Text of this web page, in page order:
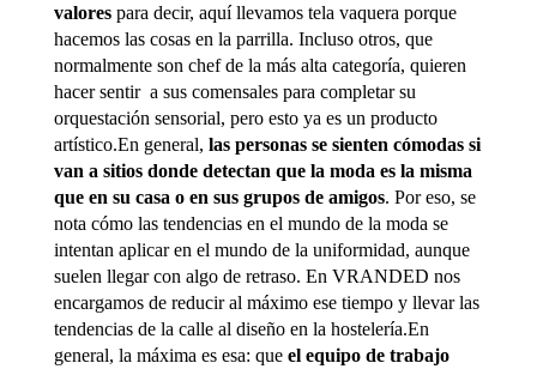
valorespara decir, aquí llevamos tela vaquera porque
hacemos las cosas en la parrilla. Incluso otros, que
normalmente son chef de la más alta categoría, quieren
hacer sentir a sus comensales para completar su
orquestación sensorial, pero esto ya es un producto
artístico.En general, las personas se sienten cómodas si
van a sitios donde detectan que la moda es la misma
que en su casa o en sus grupos de amigos. Por eso, se
nota cómo las tendencias en el mundo de la moda se
intentan aplicar en el mundo de la uniformidad, aunque
suelen llegar con algo de retraso. En VRANDED nos
encargamos de reducir al máximo ese tiempo y llevar las
tendencias de la calle al diseño en la hostelería.En
general, la máxima es esa: queel equipo de trabajo